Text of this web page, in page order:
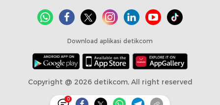
0
Download aplikasi detikcom
Copyright @ 2026 detikcom, All right reserved